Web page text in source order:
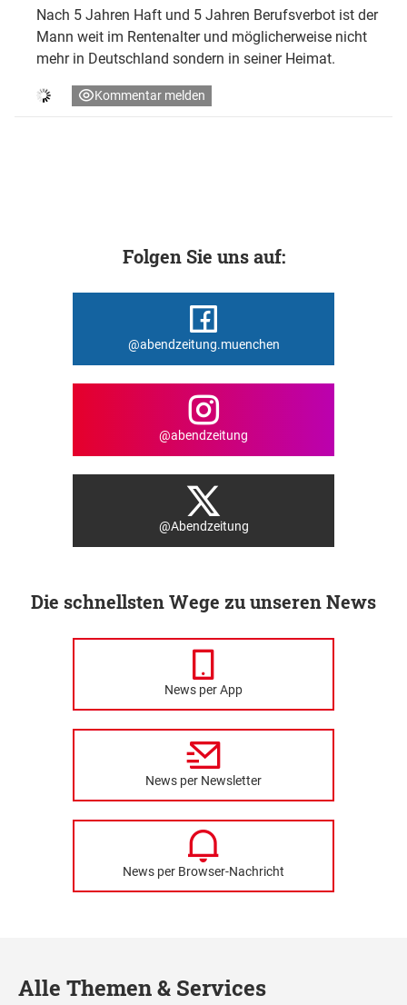
Nach 5 Jahren Haft und 5 Jahren Berufsverbot ist der
Mann weit im Rentenalter und möglicherweise nicht
mehr in Deutschland sondern in seiner Heimat.
Kommentar melden
Folgen Sie uns auf:
@abendzeitung.muenchen
@abendzeitung
@Abendzeitung
Die schnellsten Wege zu unseren News
News per App
News per Newsletter
News per Browser-Nachricht
Alle Themen & Services